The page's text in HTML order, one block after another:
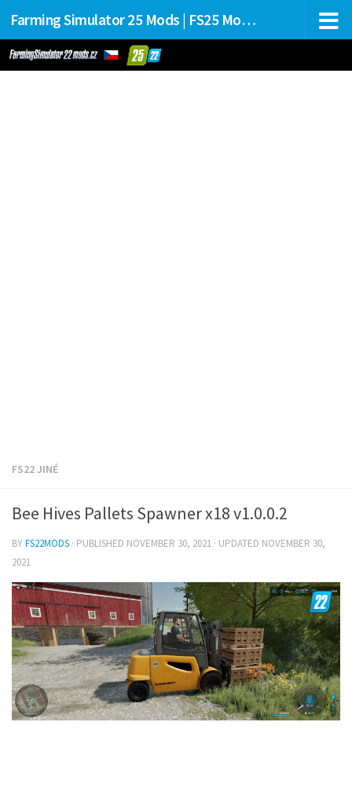
Farming Simulator 25 Mods | FS25 Mods Stahování
FS22 JINÉ
Bee Hives Pallets Spawner x18 v1.0.0.2
BYFS22MODS · PUBLISHED NOVEMBER 30, 2021 · UPDATED NOVEMBER 30,
2021